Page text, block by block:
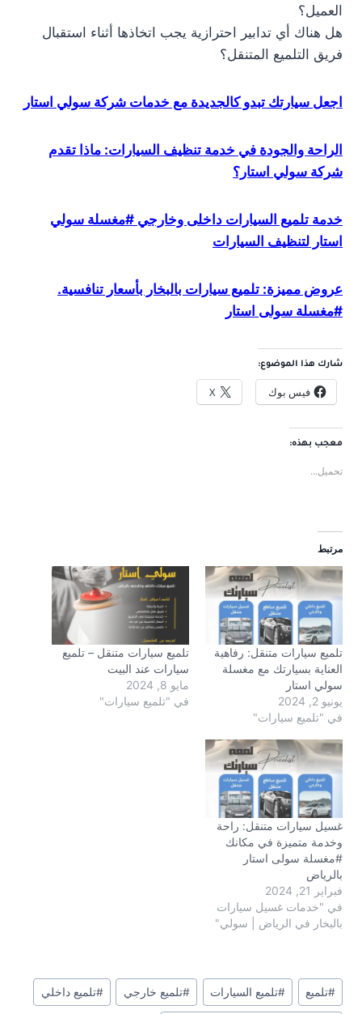
العميل؟
هل هناك أي تدابير احترازية يجب اتخاذها أثناء استقبال
فريق التلميع المتنقل؟
اجعل سيارتك تبدو كالجديدة مع خدمات شركة سولي استار
الراحة والجودة في خدمة تنظيف السيارات: ماذا تقدم
شركة سولي استار؟
خدمة تلميع السيارات داخلى وخارجي #مغسلة سولي
استار لتنظيف السيارات
عروض مميزة: تلميع سيارات بالبخار بأسعار تنافسية.
#مغسلة سولى استار
شارك هذا الموضوع:
فيس بوك X
معجب بهذه:
تحميل...
مرتبط
تلميع سيارات متنقل: رفاهية
العناية بسيارتك مع مغسلة
سولي استار
يونيو 2, 2024
في "تلميع سيارات"
تلميع سيارات متنقل – تلميع
سيارات عند البيت
مايو 8, 2024
في "تلميع سيارات"
غسيل سيارات متنقل: راحة
وخدمة متميزة في مكانك
#مغسلة سولى استار
بالرياض
فبراير 21, 2024
في "خدمات غسيل سيارات
بالبخار في الرياض | سولي"
وسوم
المقال:
#تلميع #تلميع السيارات #تلميع خارجي #تلميع داخلي